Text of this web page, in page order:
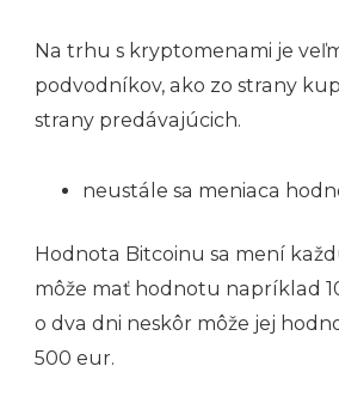
Na trhu s kryptomenami je
podvodníkov, ako zo strany
strany predávajúcich.
neustále sa meniaca
Hodnota Bitcoinu sa mení
môže mať hodnotu napríklad
o dva dni neskôr môže jej
500 eur.